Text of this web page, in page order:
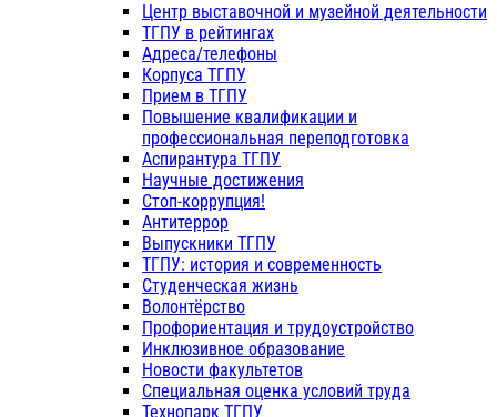
Центр выставочной и музейной деятельности
ТГПУ в рейтингах
Адреса/телефоны
Корпуса ТГПУ
Прием в ТГПУ
Повышение квалификации и
профессиональная переподготовка
Аспирантура ТГПУ
Научные достижения
Стоп-коррупция!
Антитеррор
Выпускники ТГПУ
ТГПУ: история и современность
Студенческая жизнь
Волонтёрство
Профориентация и трудоустройство
Инклюзивное образование
Новости факультетов
Специальная оценка условий труда
Технопарк ТГПУ